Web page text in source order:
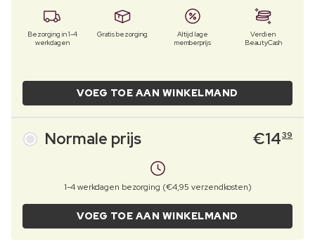
Bezorging in 1-4
werkdagen
Gratis bezorging
Altijd lage
memberprijs
Verdien
BeautyCash
VOEG TOE AAN WINKELMAND
Normale prijs €1439
1-4 werkdagen bezorging (€4,95 verzendkosten)
VOEG TOE AAN WINKELMAND